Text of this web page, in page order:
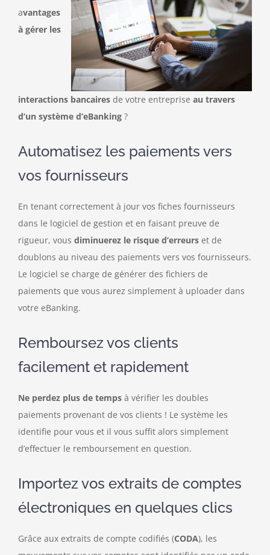
avantages
à gérer les
interactions bancaires de votre entreprise au travers
d’un système d’eBanking ?
Automatisez les paiements vers
vos fournisseurs
En tenant correctement à jour vos fiches fournisseurs
dans le logiciel de gestion et en faisant preuve de
rigueur, vous diminuerez le risque d’erreurs et de
doublons au niveau des paiements vers vos fournisseurs.
Le logiciel se charge de générer des fichiers de
paiements que vous aurez simplement à uploader dans
votre eBanking.
Remboursez vos clients
facilement et rapidement
Ne perdez plus de temps à vérifier les doubles
paiements provenant de vos clients ! Le système les
identifie pour vous et il vous suffit alors simplement
d’effectuer le remboursement en question.
Importez vos extraits de comptes
électroniques en quelques clics
Grâce aux extraits de compte codifiés (CODA), les